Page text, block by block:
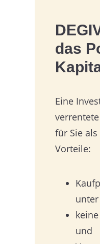
das
Eine
für Sie
Vorteile:
und